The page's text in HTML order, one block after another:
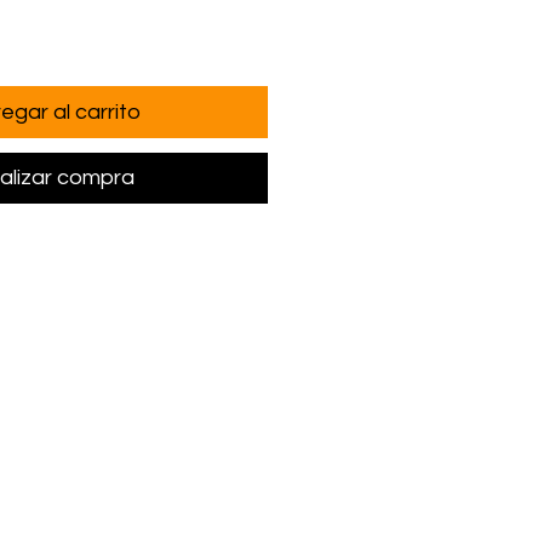
al carrito
compra